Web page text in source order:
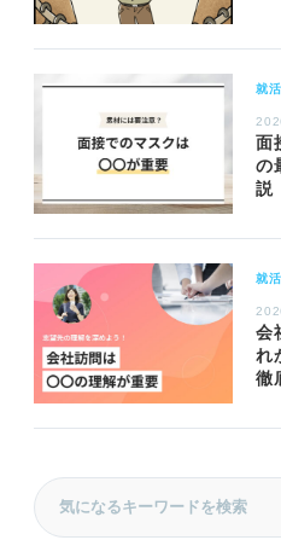
就
面
の
説
就
会
れ
徹